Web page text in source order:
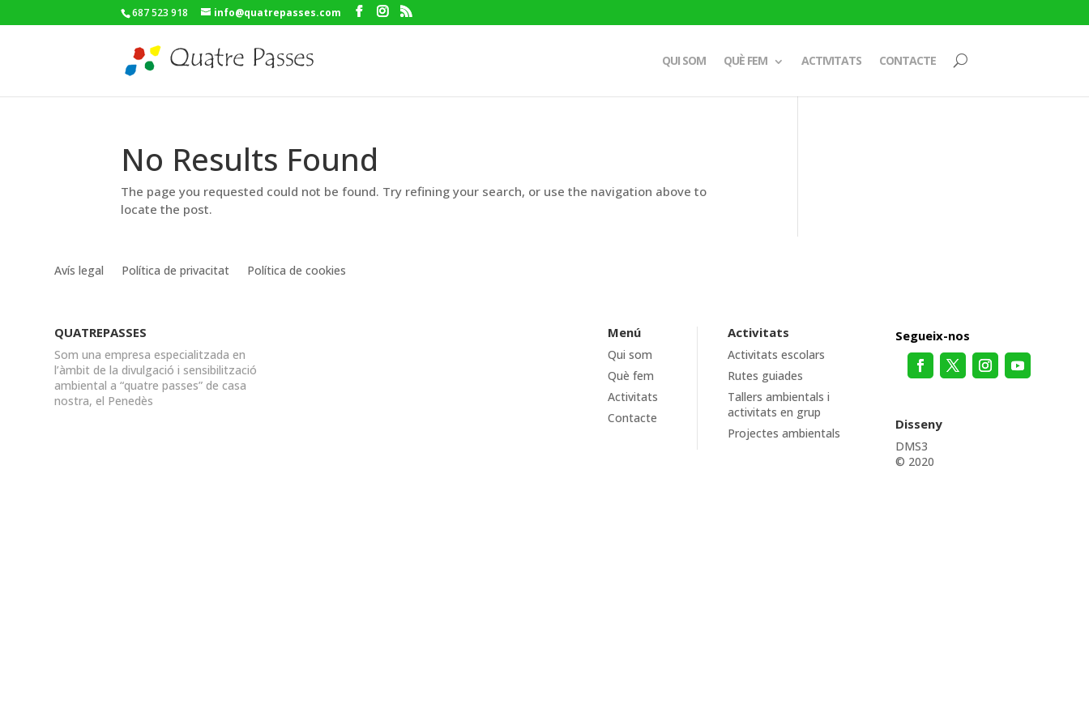
687 523 918 info@quatrepasses.com
QUI SOM QUÈ FEM ACTIVITATS CONTACTE
No Results Found
The page you requested could not be found. Try refining your search, or use the navigation above to
locate the post.
Avís legal Política de privacitat Política de cookies
QUATREPASSES
Som una empresa especialitzada en
l’àmbit de la divulgació i sensibilització
ambiental a “quatre passes” de casa
nostra, el Penedès
Menú
Qui som
Què fem
Activitats
Contacte
Activitats
Activitats escolars
Rutes guiades
Tallers ambientals i
activitats en grup
Projectes ambientals
Segueix-nos
Disseny
DMS3
© 2020